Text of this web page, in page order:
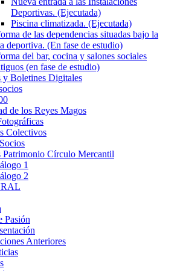
Deportivas. (Ejecutada)
Piscina climatizada. (Ejecutada)
de las dependencias situadas bajo la
deportiva. (En fase de estudio)
del bar, cocina y salones sociales
(en fase de estudio)
y Boletines Digitales
de los Reyes Magos
Colectivos
Patrimonio Círculo Mercantil
1
2
Pasión
Anteriores